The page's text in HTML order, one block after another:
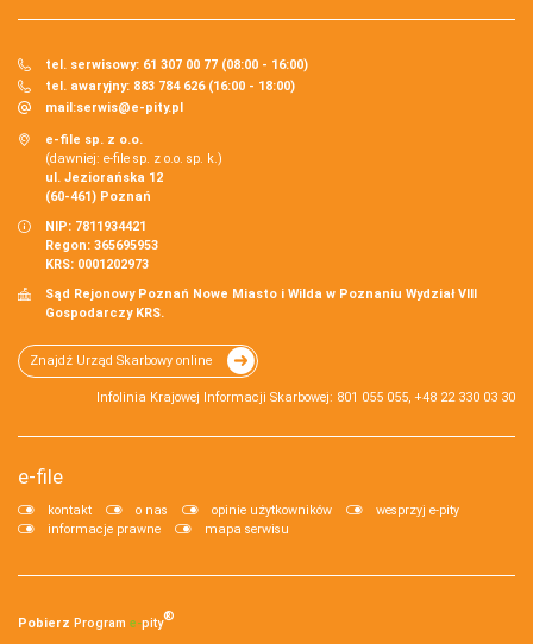
tel. serwisowy: 61 307 00 77 (08:00 - 16:00)
tel. awaryjny: 883 784 626 (16:00 - 18:00)
mail:serwis@e-pity.pl
e-file sp. z o.o.
(dawniej: e-file sp. z o.o. sp. k.)
ul. Jeziorańska 12
(60-461) Poznań
NIP: 7811934421
Regon: 365695953
KRS: 0001202973
Sąd Rejonowy Poznań Nowe Miasto i Wilda w Poznaniu Wydział VIII
Gospodarczy KRS.
Znajdź Urząd Skarbowy online
Infolinia Krajowej Informacji Skarbowej: 801 055 055, +48 22 330 03 30
e-file
kontakt o nas opinie użytkowników
wesprzyj e-pity
informacje prawne
mapa serwisu
Pobierz Program e‑pity®